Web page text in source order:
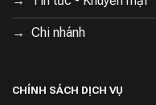
Chi nhánh
CHÍNH SÁCH DỊCH VỤ